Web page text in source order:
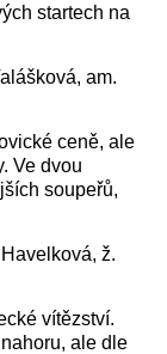
startech na
am.
ceně, ale
Ve dvou
soupeřů,
ž.
vítězství.
ale dle